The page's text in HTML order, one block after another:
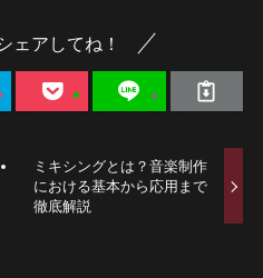
ェアしてね！
ミキシングとは？音楽制作
における基本から応用まで
徹底解説